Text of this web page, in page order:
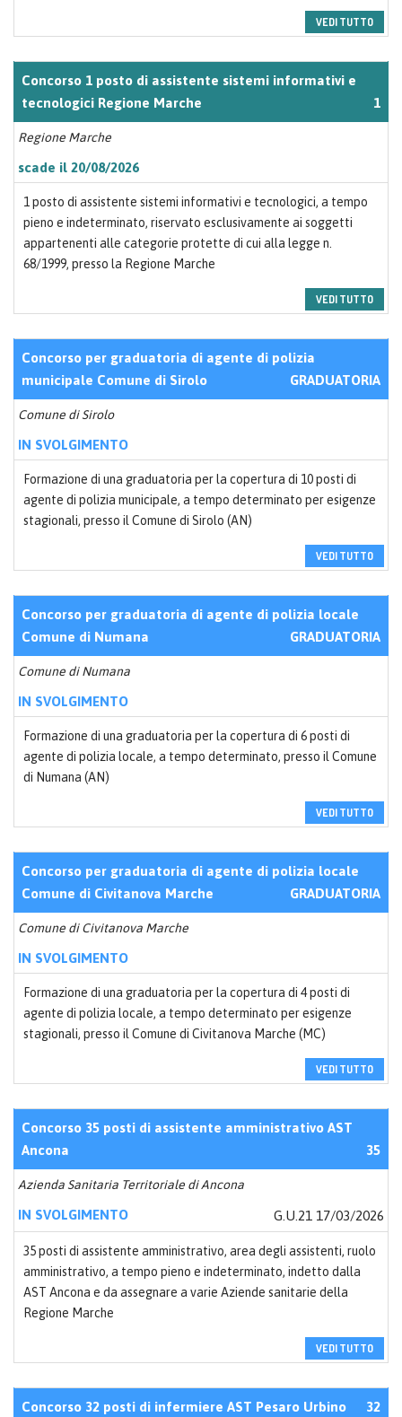
VEDI TUTTO
Concorso 1 posto di assistente sistemi informativi e
tecnologici Regione Marche
1
Regione Marche
scade il 20/08/2026
1 posto di assistente sistemi informativi e tecnologici, a tempo
pieno e indeterminato, riservato esclusivamente ai soggetti
appartenenti alle categorie protette di cui alla legge n.
68/1999, presso la Regione Marche
VEDI TUTTO
Concorso per graduatoria di agente di polizia
municipale Comune di Sirolo
GRADUATORIA
Comune di Sirolo
IN SVOLGIMENTO
Formazione di una graduatoria per la copertura di 10 posti di
agente di polizia municipale, a tempo determinato per esigenze
stagionali, presso il Comune di Sirolo (AN)
VEDI TUTTO
Concorso per graduatoria di agente di polizia locale
Comune di Numana
GRADUATORIA
Comune di Numana
IN SVOLGIMENTO
Formazione di una graduatoria per la copertura di 6 posti di
agente di polizia locale, a tempo determinato, presso il Comune
di Numana (AN)
VEDI TUTTO
Concorso per graduatoria di agente di polizia locale
Comune di Civitanova Marche
GRADUATORIA
Comune di Civitanova Marche
IN SVOLGIMENTO
Formazione di una graduatoria per la copertura di 4 posti di
agente di polizia locale, a tempo determinato per esigenze
stagionali, presso il Comune di Civitanova Marche (MC)
VEDI TUTTO
Concorso 35 posti di assistente amministrativo AST
Ancona
35
Azienda Sanitaria Territoriale di Ancona
IN SVOLGIMENTO G.U.21 17/03/2026
35 posti di assistente amministrativo, area degli assistenti, ruolo
amministrativo, a tempo pieno e indeterminato, indetto dalla
AST Ancona e da assegnare a varie Aziende sanitarie della
Regione Marche
VEDI TUTTO
Concorso 32 posti di infermiere AST Pesaro Urbino 32